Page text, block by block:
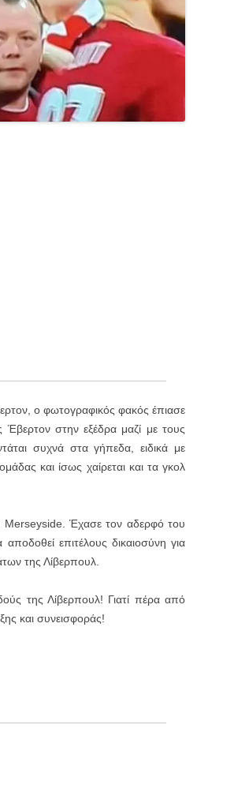
ο φωτογραφικός φακός έπιασε
Έβερτον στην εξέδρα μαζί με τους
συχνά στα γήπεδα, ειδικά με
και ίσως χαίρεται και τα γκολ
Merseyside. Έχασε τον αδερφό του
επιτέλους δικαιοσύνη για
της Λίβερπουλ.
της Λίβερπουλ! Γιατί πέρα από
και συνεισφοράς!